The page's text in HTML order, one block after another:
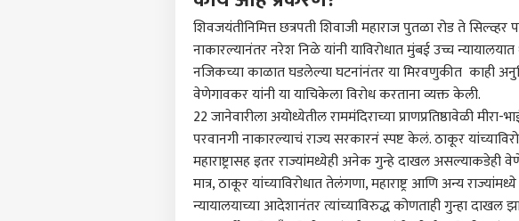
शिवजयंतीनिमित्त छत्रपती शिवाजी महाराज पुतळा रोड ते
नाकारल्यानंतर नरेश निळे यांनी याविरोधात मुंबई उच्च
नजिकच्या काळात घडलेल्या घटनांनंतर या मिरवणुकीत काही
वेणेगावकर यांनी या याचिकेला विरोध करताना व्यक्त केली.
22 जानेवारीला अयोध्येतील राममंदिराच्या प्राणप्रतिष्ठावेळी
परवानगी नाकारल्याचं राज्य सरकारनं स्पष्ट केलं. ठाकूर
महाराष्ट्रासह इतर राज्यांमध्येही अनेक गुन्हे दाखल असल्याकडेही
मात्र, ठाकूर यांच्याविरोधात तेलंगणा,महाराष्ट्रआणि अन्य
न्यायालयाच्या आदेशानंतर त्यांच्याविरुद्ध कोणताही गुन्हा दाखल
हॅलो गेस्ट
पर्सनल कॉर्नर
टॉप आर्टिकल टॉप